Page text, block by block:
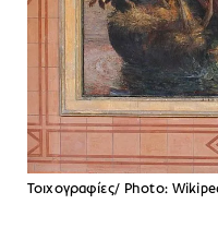
Τοιχογραφίες/ Photo: